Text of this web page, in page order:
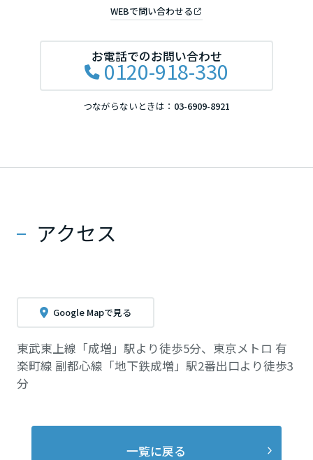
WEBで問い合わせる
お電話でのお問い合わせ
0120-918-330
つながらないときは： 03-6909-8921
アクセス
Google Mapで見る
東武東上線「成増」駅より徒歩5分、東京メトロ 有
楽町線 副都心線「地下鉄成増」駅2番出口より徒歩3
分
一覧に戻る